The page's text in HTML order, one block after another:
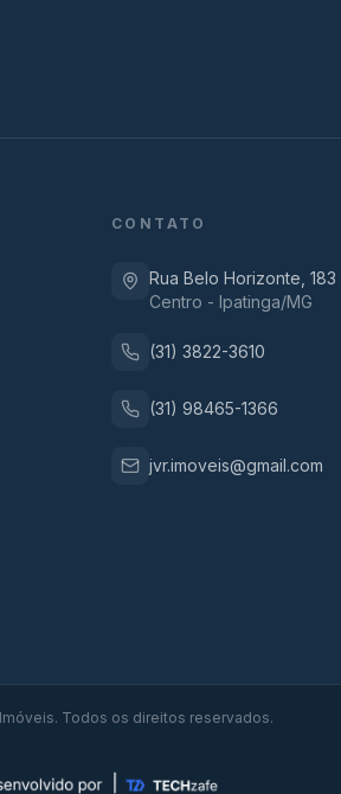
CONTATO
Rua Belo Horizonte, 183
Centro - Ipatinga/MG
(31) 3822-3610
(31) 98465-1366
jvr.imoveis@gmail.com
Imóveis. Todos os direitos reservados.